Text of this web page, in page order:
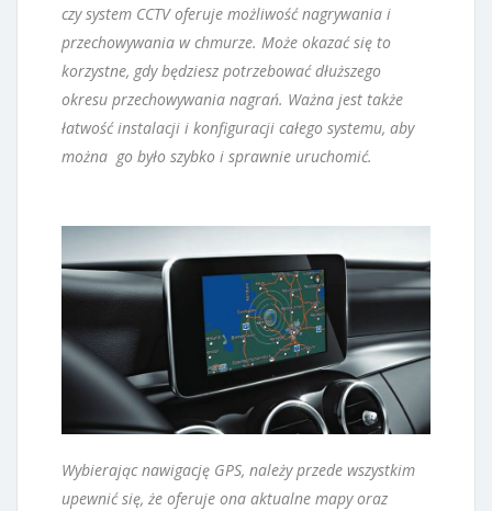
czy system CCTV oferuje możliwość nagrywania i
przechowywania w chmurze. Może okazać się to
korzystne, gdy będziesz potrzebować dłuższego
okresu przechowywania nagrań. Ważna jest także
łatwość instalacji i konfiguracji całego systemu, aby
można go było szybko i sprawnie uruchomić.
Wybierając nawigację GPS, należy przede wszystkim
upewnić się, że oferuje ona aktualne mapy oraz